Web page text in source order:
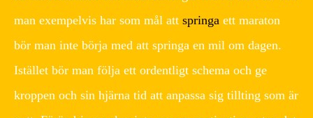
man exempelvis har som mål att springa ett maraton
bör man inte börja med att springa en mil om dagen.
Istället bör man följa ett ordentligt schema och ge
kroppen och sin hjärna tid att anpassa sig tillting som är